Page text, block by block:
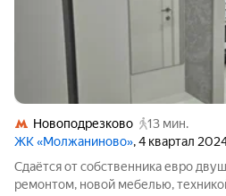
Новоподрезково
13 мин.
ЖК «Молжаниново», 4 квартал
Сдаётся от собственника евро
ремонтом, новой мебелью,